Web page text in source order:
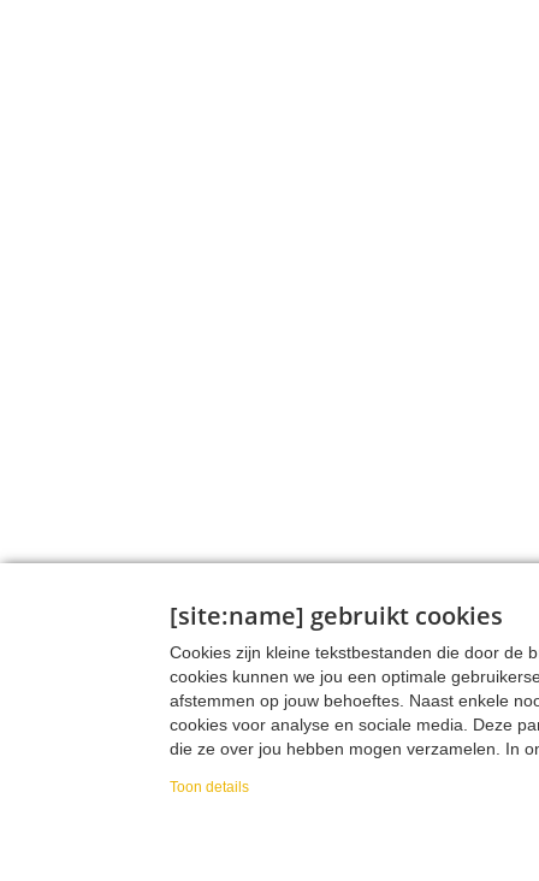
[site:name] gebruikt cookies
Cookies zijn kleine tekstbestanden die door de
cookies kunnen we jou een optimale
afstemmen op jouw behoeftes. Naast enkele
cookies voor analyse en sociale media. Deze
die ze over jou hebben mogen verzamelen. In
Toon details